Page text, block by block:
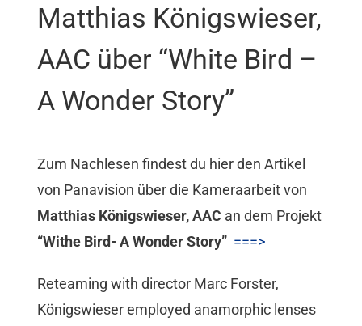
Service
Links
FORUM
Kontakt
Matthias Königswieser,
AAC über “White Bird –
A Wonder Story”
Zum Nachlesen findest du hier den Artikel
von Panavision über die Kameraarbeit von
Matthias Königswieser, AAC an dem Projekt
“Withe Bird- A Wonder Story” ===>
Reteaming with director Marc Forster,
Königswieser employed anamorphic lenses